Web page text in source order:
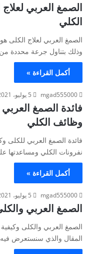
الصمغ العربي
الكلي
الصمغ العربي لعلاج الكلى
وذلك بتناول جرعة محددة
أكمل القراءة »
mgad555000 5 يوليو، 2021
فائدة الصمغ
وظائف الكلي
فائدة الصمغ العربي للكلى
نفرونات الكلي ومساعدتها
أكمل القراءة »
mgad555000 5 يوليو، 2021
الصمغ العربي
الصمغ العربي والكلى
المقال والذي سنستعرض